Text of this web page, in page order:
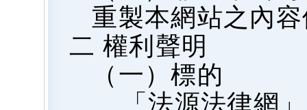
重製本網站之內
二 權利聲明
（一）標的
「法源法律網